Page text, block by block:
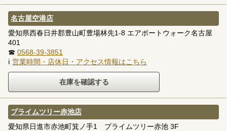
名古屋空港店
愛知県西春日井郡豊山町豊場林先1-8 エアポートウォーク名古屋
401
☎ 0568-39-3851
ℹ 営業時間・店休日・アクセス情報はこちら
プライムツリー赤池店
愛知県日進市赤池町箕ノ手1 プライムツリー赤池 3F